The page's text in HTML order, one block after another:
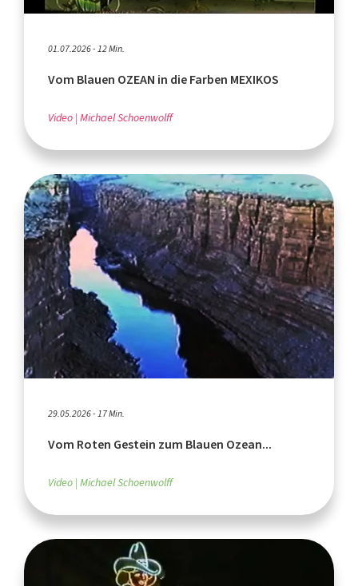
01.07.2026 - 12 Min.
Vom Blauen OZEAN in die Farben MEXIKOS
Video Michael Schoenwolff
29.05.2026 - 17 Min.
Vom Roten Gestein zum Blauen Ozean...
Video Michael Schoenwolff